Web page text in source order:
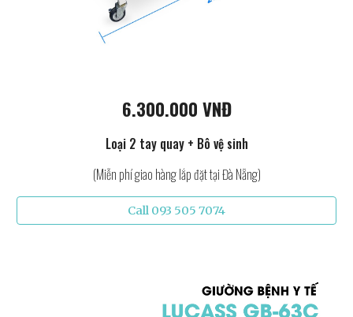
6.300.000 VNĐ
Loại 2 tay quay + Bô vệ sinh
(Miễn phí giao hàng lắp đặt tại Đà Nẵng)
Call 093 505 7074